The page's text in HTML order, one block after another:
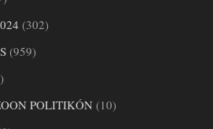
(302)
(959)
POLITIKÓN(10)